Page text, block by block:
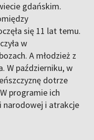
gdańskim.
się 11 lat temu.
w
A młodzież z
W październiku, w
dotrze
programie ich
narodowej i atrakcje